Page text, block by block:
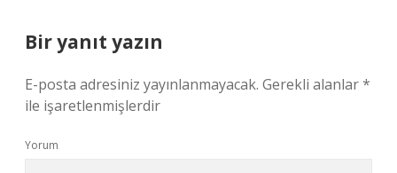
Bir yanıt yazın
E-posta adresiniz yayınlanmayacak. Gerekli alanlar*
ile işaretlenmişlerdir
Yorum